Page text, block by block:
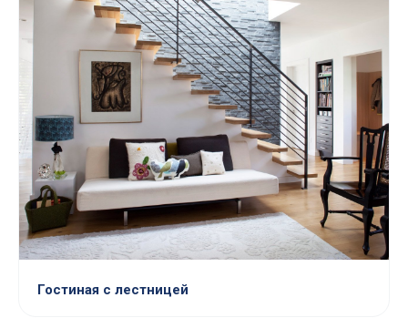
Гостиная с лестницей